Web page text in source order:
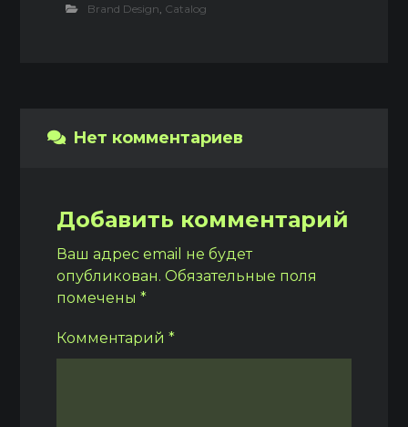
Brand Design Catalog
Нет комментариев
Добавить комментарий
Ваш адрес email не будет
опубликован. Обязательные поля
помечены*
Комментарий*